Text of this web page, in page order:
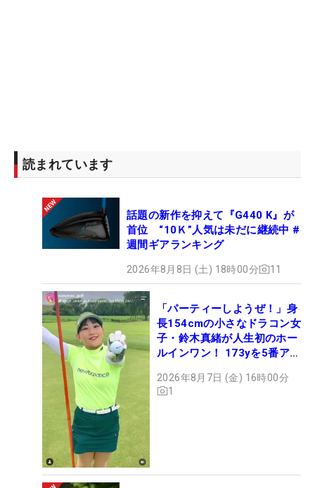
読まれています
話題の新作を抑えて『G440 K』が
首位 “10Ｋ”人気は未だに継続中 #
週間ギアランキング
2026年8月8日 (土) 18時00分 11
「パーティーしようぜ！」身
長154cmの小さなドラコン女
子・鈴木真緒が人生初のホー
ルインワン！ 173yを5番アイ
2026年8月7日 (金) 16時00分
1